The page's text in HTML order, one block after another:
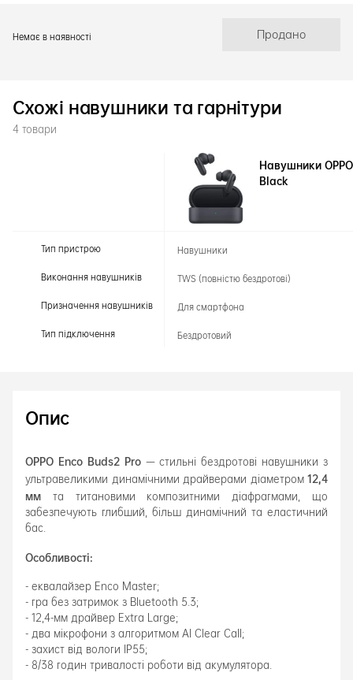
Немає в наявності Продано
Схожі навушники та гарнітури
4 товари
Тип пристрою
Виконання навушників
Призначення навушників
Тип підключення
Навушники
Black
Навушники
TWS (повністю бездротові)
Для смартфона
Бездротовий
Опис
OPPO Enco Buds2 Pro— стильні бездротові навушники з
ультравеликими динамічними драйверами діаметром12,4
мм та титановими композитними діафрагмами, що
забезпечують глибший, більш динамічний та еластичний
бас.
Особливості:
- еквалайзер Enco Master;
- гра без затримок з Bluetooth 5.3;
- 12,4-мм драйвер Extra Large;
- два мікрофони з алгоритмом AI Clear Call;
- захист від вологи IP55;
- 8/38 годин тривалості роботи від акумулятора.